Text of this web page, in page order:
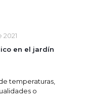
en el jardín
temperaturas,
o